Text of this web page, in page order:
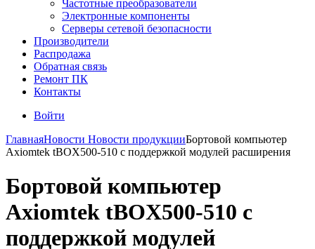
Частотные преобразователи
Электронные компоненты
Серверы сетевой безопасности
Производители
Распродажа
Обратная связь
Ремонт ПК
Контакты
Войти
ГлавнаяНовости Новости продукцииБортовой компьютер
Axiomtek tBOX500-510 с поддержкой модулей расширения
Бортовой компьютер
Axiomtek tBOX500-510 с
поддержкой модулей